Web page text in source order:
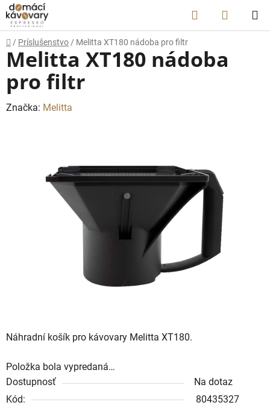
Prejsť
na
obsah
Hľadať
KOŠÍK
Domov
/ Príslušenstvo / Melitta XT180 nádoba pro filtr
Náhradní košík pro kávovary Melitta XT180.
Položka bola vypredaná…
Dostupnosť
Na dotaz
Kód:
80435327
Melitta XT180 nádoba
pro filtr
Značka: Melitta